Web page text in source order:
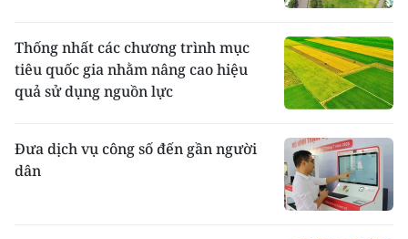
Thống nhất các chương trình mục
tiêu quốc gia nhằm nâng cao hiệu
quả sử dụng nguồn lực
Đưa dịch vụ công số đến gần người
dân